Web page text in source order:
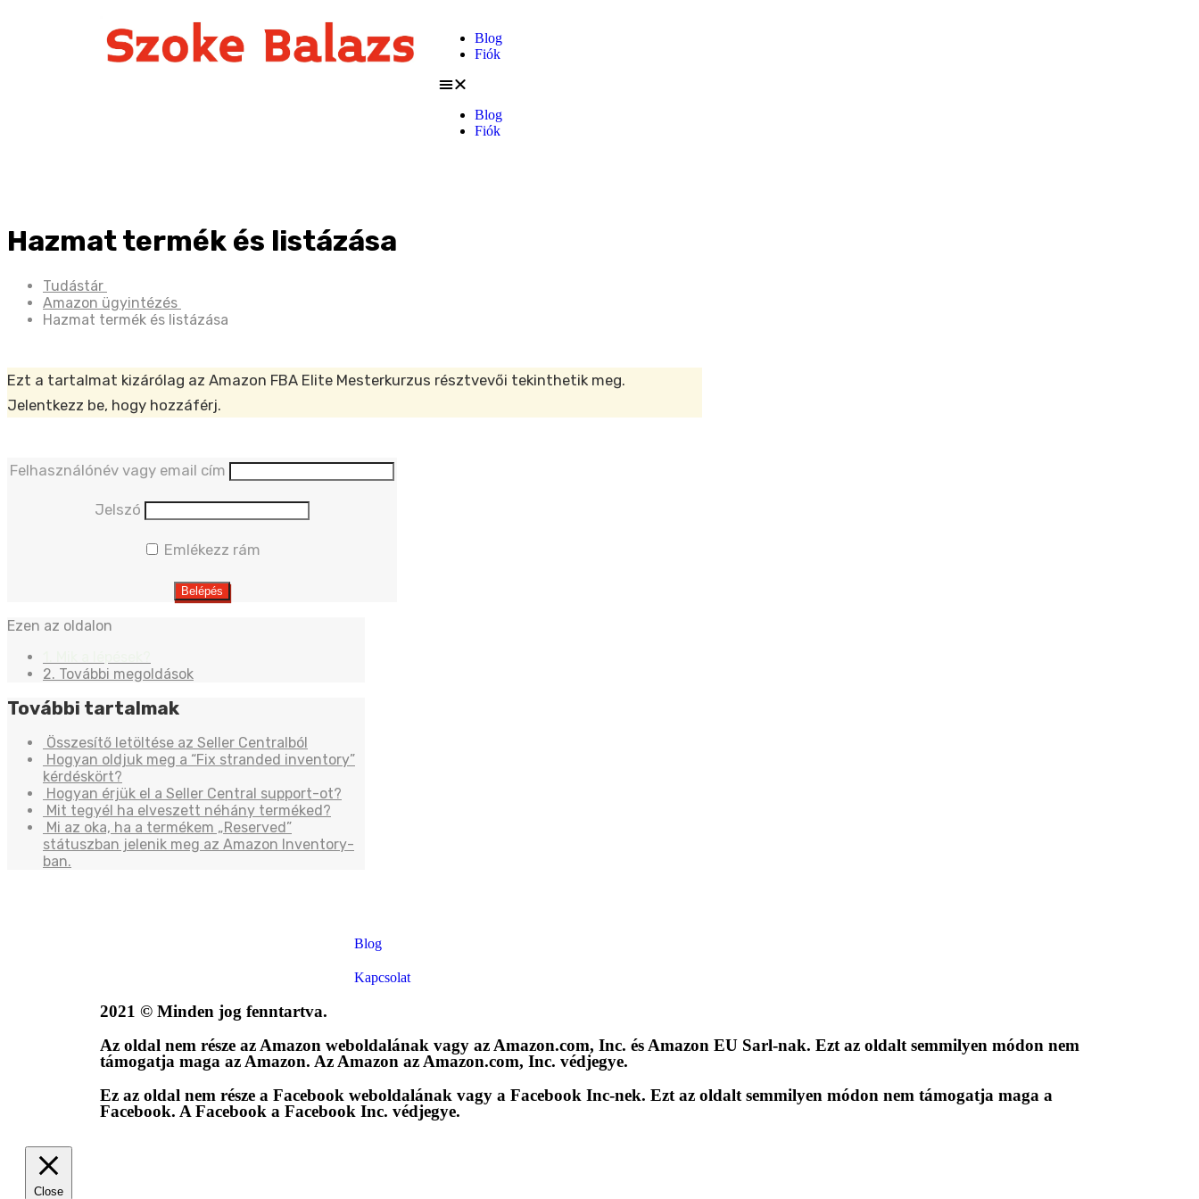
Blog
Fiók
Blog
Fiók
Hazmat termék és listázása
Tudástár
Amazon ügyintézés
Hazmat termék és listázása
Ezt a tartalmat kizárólag az Amazon FBA Elite Mesterkurzus résztvevői tekinthetik meg.
Jelentkezz be, hogy hozzáférj.
Felhasználónév vagy email cím
Jelszó
Emlékezz rám
Ezen az oldalon
2. További megoldások
További tartalmak
Összesítő letöltése az Seller Centralból
Hogyan oldjuk meg a “Fix stranded inventory”
kérdéskört?
Hogyan érjük el a Seller Central support-ot?
Mit tegyél ha elveszett néhány terméked?
Mi az oka, ha a termékem „Reserved”
státuszban jelenik meg az Amazon Inventory-
ban.
Blog
Kapcsolat
2021 © Minden jog fenntartva.
Az oldal nem része az Amazon weboldalának vagy az Amazon.com, Inc. és Amazon EU Sarl-nak. Ezt az oldalt semmilyen módon nem
támogatja maga az Amazon. Az Amazon az Amazon.com, Inc. védjegye.
Ez az oldal nem része a Facebook weboldalának vagy a Facebook Inc-nek. Ezt az oldalt semmilyen módon nem támogatja maga a
Facebook. A Facebook a Facebook Inc. védjegye.
Close